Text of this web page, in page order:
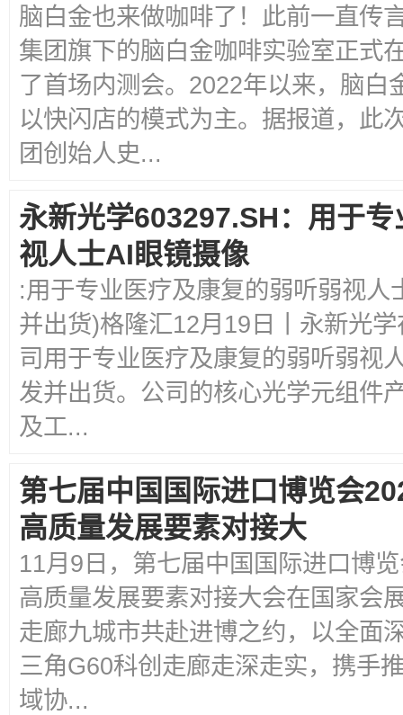
脑白金也来做咖啡了！此前一直传
集团旗下的脑白金咖啡实验室正式
了首场内测会。2022年以来，脑白
以快闪店的模式为主。据报道，此
团创始人史...
永新光学603297.SH：用于
视人士AI眼镜摄像
:用于专业医疗及康复的弱听弱视
并出货)格隆汇12月19日丨永新光
司用于专业医疗及康复的弱听弱视
发并出货。公司的核心光学元组件
及工...
第七届中国国际进口博览会
高质量发展要素对接大
11月9日，第七届中国国际进口博
高质量发展要素对接大会在国家会
走廊九城市共赴进博之约，以全面
三角G60科创走廊走深走实，携手
域协...